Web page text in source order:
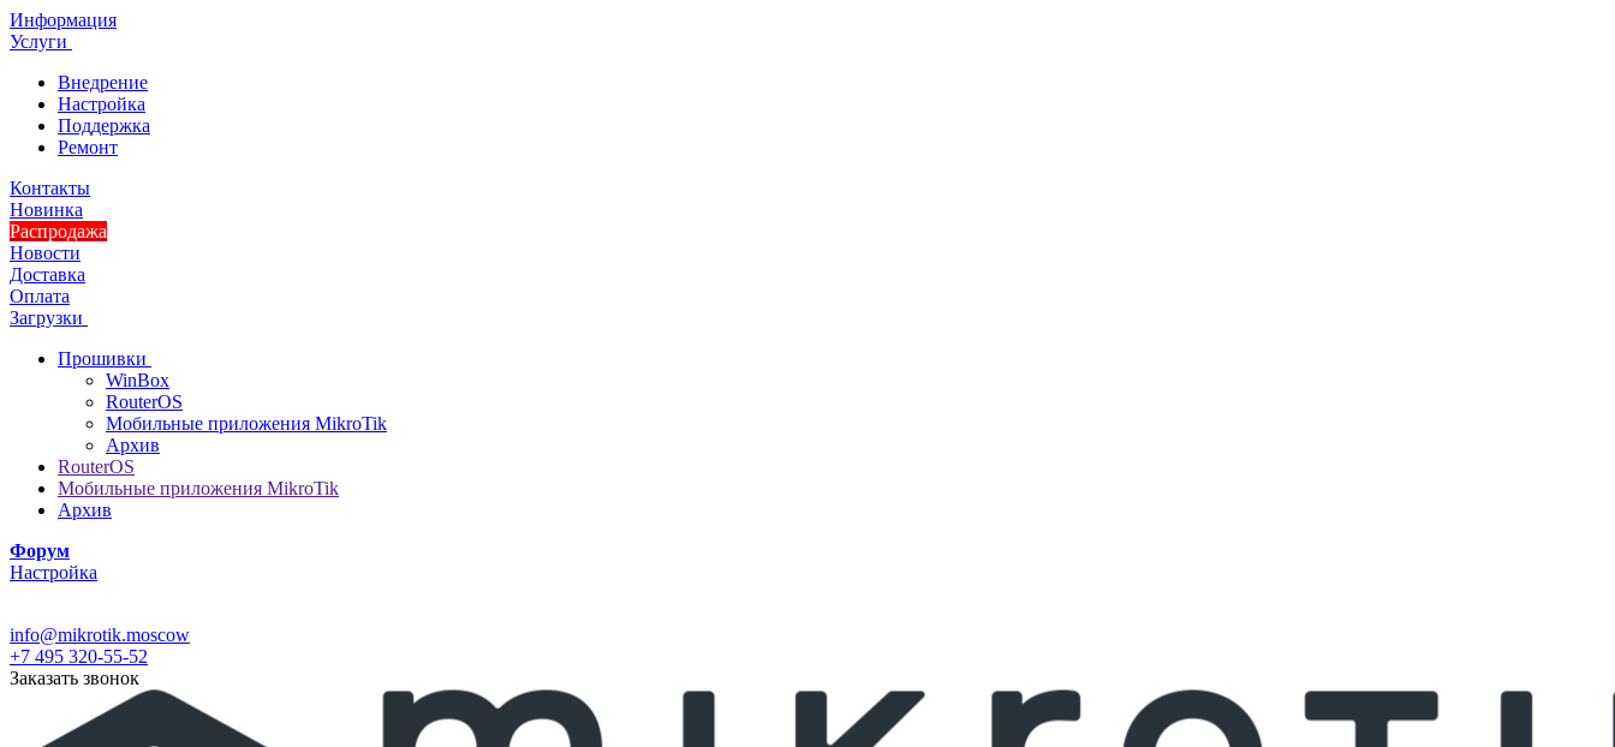
Информация
Услуги
Внедрение
Настройка
Поддержка
Ремонт
Контакты
Новинка
Распродажа
Новости
Доставка
Оплата
Загрузки
Прошивки
WinBox
RouterOS
Мобильные приложения MikroTik
Архив
RouterOS
Мобильные приложения MikroTik
Архив
Форум
Настройка
info@mikrotik.moscow
+7 495 320-55-52
Заказать звонок